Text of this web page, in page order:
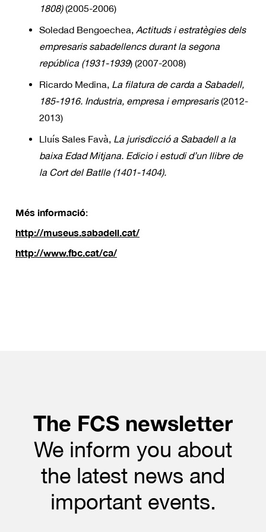
1808)(2005-2006)
Soledad Bengoechea, Actituds i estratègies dels
empresaris sabadellencs durant la segona
república (1931-1939) (2007-2008)
Ricardo Medina, La filatura de carda a Sabadell,
185-1916. Industria, empresa i empresaris(2012-
2013)
Lluís Sales Favà, La jurisdicció a Sabadell a la
baixa Edad Mitjana. Edicio i estudi d’un llibre de
la Cort del Batlle (1401-1404).
Més informació:
http://museus.sabadell.cat/
http://www.fbc.cat/ca/
The FCS newsletter
We inform you about
the latest news and
important events.